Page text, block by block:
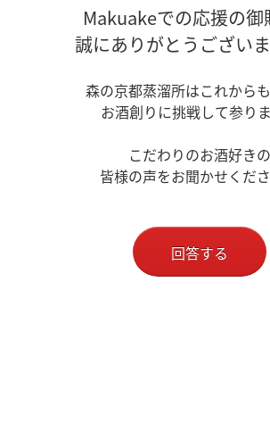
Makuakeでの応援の御
誠にありがとうございま
森の京都蒸溜所はこれから
お酒創りに挑戦して参りま
こだわりのお酒好きの
皆様の声をお聞かせくださ
回答する